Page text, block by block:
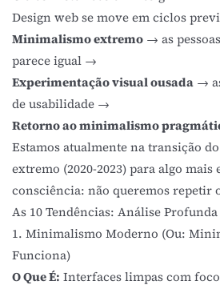
Design web se move em ciclos
Minimalismo extremo → as
parece igual →
Experimentação visual ousada →
de usabilidade →
Retorno ao minimalismo
Estamos atualmente na transição
extremo (2020-2023) para algo
consciência: não queremos repetir
As 10 Tendências: Análise
1. Minimalismo Moderno (Ou:
Funciona)
O Que É: Interfaces limpas com